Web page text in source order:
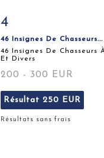
4
46 Insignes De Chasseurs...
46 Insignes De Chasseurs
Et Divers
200 - 300 EUR
Résultat 250 EUR
Résultats sans frais